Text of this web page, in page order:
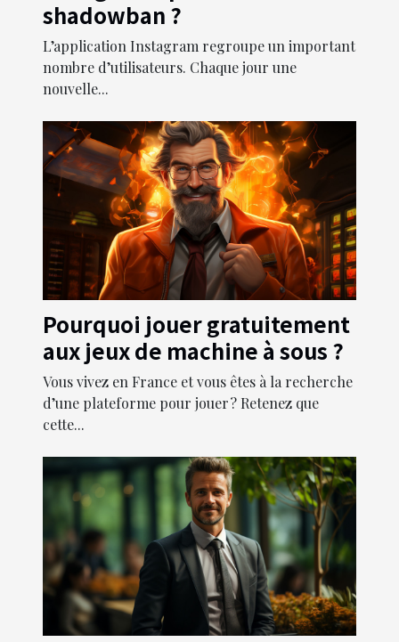
shadowban ?
L’application Instagram regroupe un important
nombre d’utilisateurs. Chaque jour une
nouvelle...
Pourquoi jouer gratuitement
aux jeux de machine à sous ?
Vous vivez en France et vous êtes à la recherche
d’une plateforme pour jouer ? Retenez que
cette...